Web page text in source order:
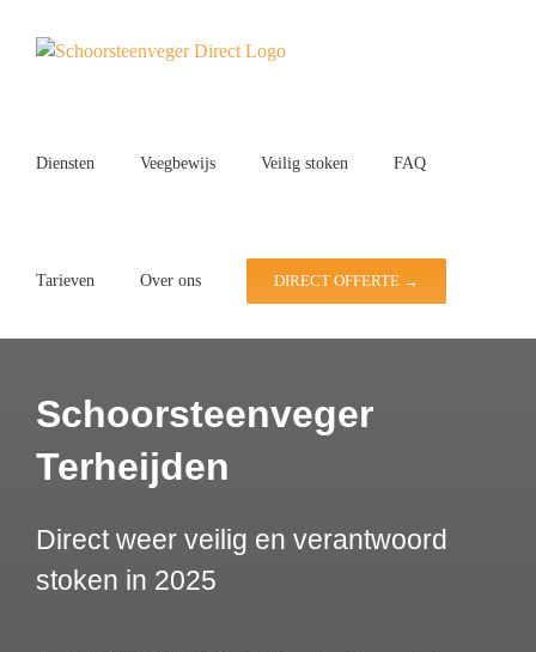
Diensten Veegbewijs Veilig stoken FAQ
Tarieven Over ons DIRECT OFFERTE →
Schoorsteenveger
Terheijden
Direct weer veilig en verantwoord
stoken in 2025